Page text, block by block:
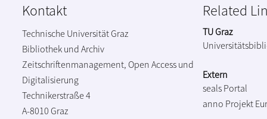
Kontakt
Technische Universität Graz
Bibliothek und Archiv
Zeitschriftenmanagement, Open Access und
Digitalisierung
Technikerstraße 4
A-8010 Graz
Related
TU Graz
Extern
seals Portal
anno Projekt